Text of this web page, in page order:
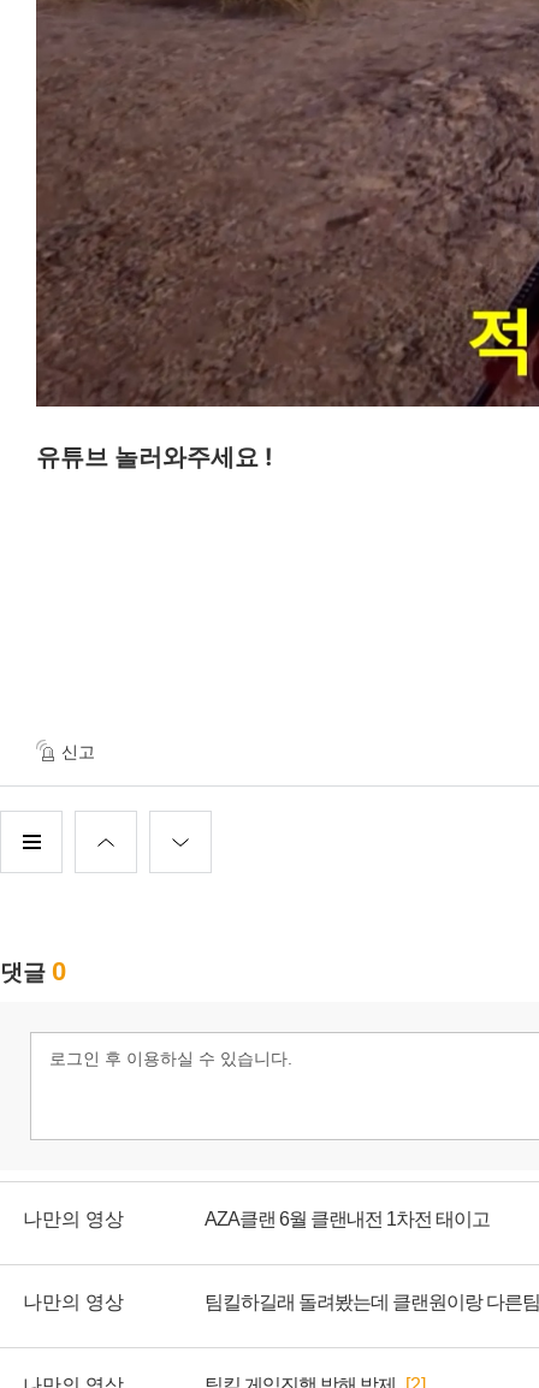
유튜브 놀러와주세요 !
신고
나만의 영상 AZA클랜 6월 클랜내전 1차전 태이고
나만의 영상